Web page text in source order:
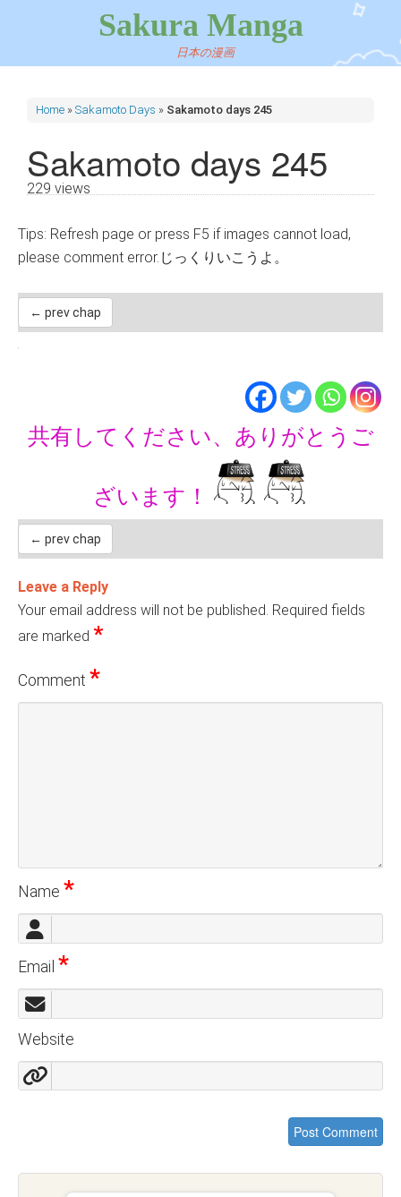
Sakura Manga
日本の漫画
Home » Sakamoto Days » Sakamoto days 245
Sakamoto days 245
229 views
Tips: Refresh page or press F5 if images cannot load,
please comment error.じっくりいこうよ。
← prev chap
共有してください、ありがとうご
ざいます！
← prev chap
Leave a Reply
Your email address will not be published. Required fields
are marked *
Comment *
Name *
Email *
Website